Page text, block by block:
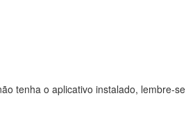
tenha o aplicativo instalado, lembre-se